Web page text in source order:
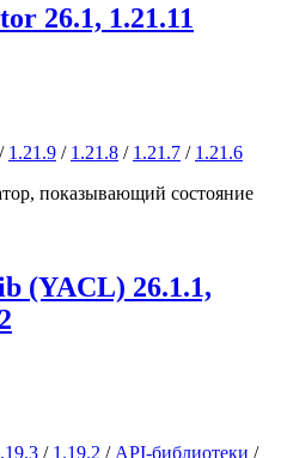
26.1, 1.21.11
/ 1.21.9 / 1.21.8 / 1.21.7 / 1.21.6
показывающий состояние
(YACL) 26.1.1,
/ 1.19.2 /API-библиотеки /